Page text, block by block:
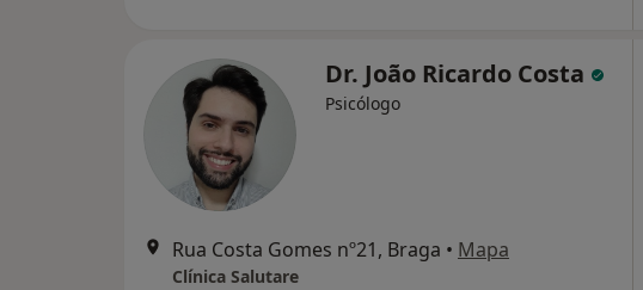
Dr. João Ricardo Costa
Psicólogo
Rua Costa Gomes nº21, Braga • Mapa
Clínica Salutare